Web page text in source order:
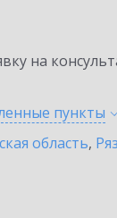
на
пункты
область,